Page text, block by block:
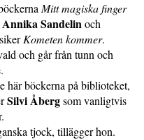
Mitt magiska finger
Annika Sandelinoch
Kometen kommer.
och går från tunn och
här böckerna på biblioteket,
Silvi Åbergsom vanligtvis
tjock, tillägger hon.